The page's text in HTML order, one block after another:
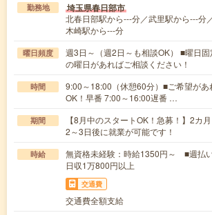
勤務地 埼玉県春日部市
北春日部駅から---分／武里駅から---分
木崎駅から---分
曜日頻度
週3日～（週2日～も相談OK） ■曜日
の曜日があればご相談ください！
時間
9:00～18:00（休憩60分）■ご希望があ
OK！早番 7:00～16:00遅番 …
期間
【8月中のスタートOK！急募！】2カ
2～3日後に就業が可能です！
時給
無資格未経験：時給1350円～ ■週
日収1万800円以上
交通費
交通費全額支給